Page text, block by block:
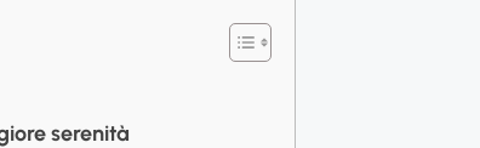
serenità